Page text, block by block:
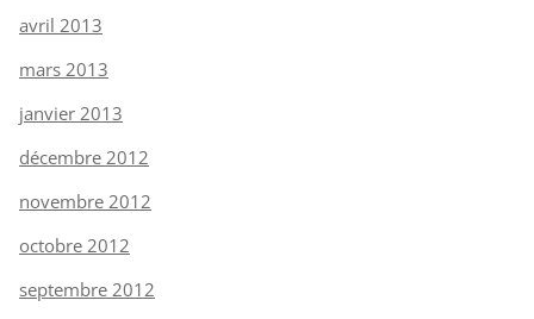
avril 2013
mars 2013
janvier 2013
décembre 2012
novembre 2012
octobre 2012
septembre 2012